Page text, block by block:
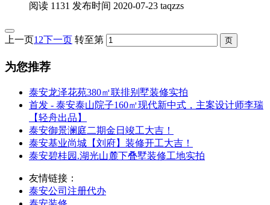
阅读 1131 发布时间 2020-07-23 taqzzs
上一页1 2下一页 转至第
为您推荐
泰安龙泽花苑380㎡联排别墅装修实拍
首发 - 泰安泰山院子160㎡现代新中式，主案设计师李瑞
【轻舟出品】
泰安御景澜庭二期金日竣工大吉！
泰安基业尚城【刘府】装修开工大吉！
泰安碧桂园.湖光山麓下叠墅装修工地实拍
友情链接：
泰安公司注册代办